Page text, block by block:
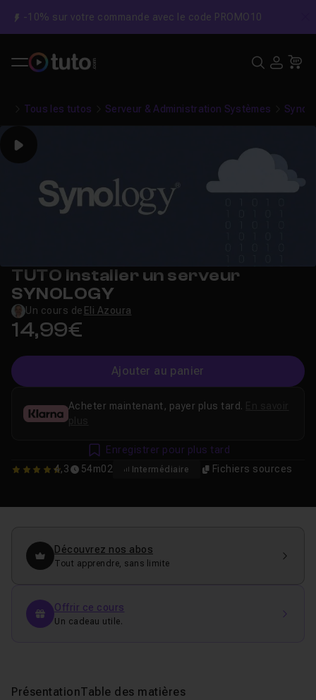
-10% sur votre commande avec le code PROMO10
Tous les tutos Serveur & Administration Systèmes
Play
TUTO Installer un serveur
SYNOLOGY
Un cours de Eli Azoura
14,99€
Ajouter au panier
4.3 4,3 54m02 Intermédiaire Fichiers sources
Acheter maintenant, payer plus tard.
plus
Enregistrer pour plus tard
Découvrez nos abos
Tout apprendre, sans limite
Offrir ce cours
Un cadeau utile.
PrésentationTable des matières